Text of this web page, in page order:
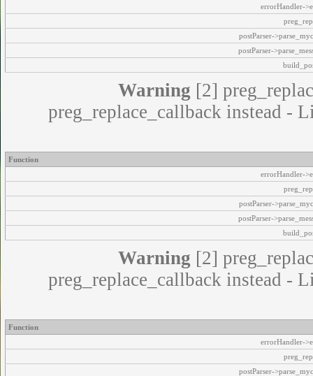
errorHandler-
postParser-
postParser-
Warning [2]
preg_replace_callback instead -
Function
errorHandler-
postParser-
postParser-
Warning [2]
preg_replace_callback instead -
Function
errorHandler-
postParser-